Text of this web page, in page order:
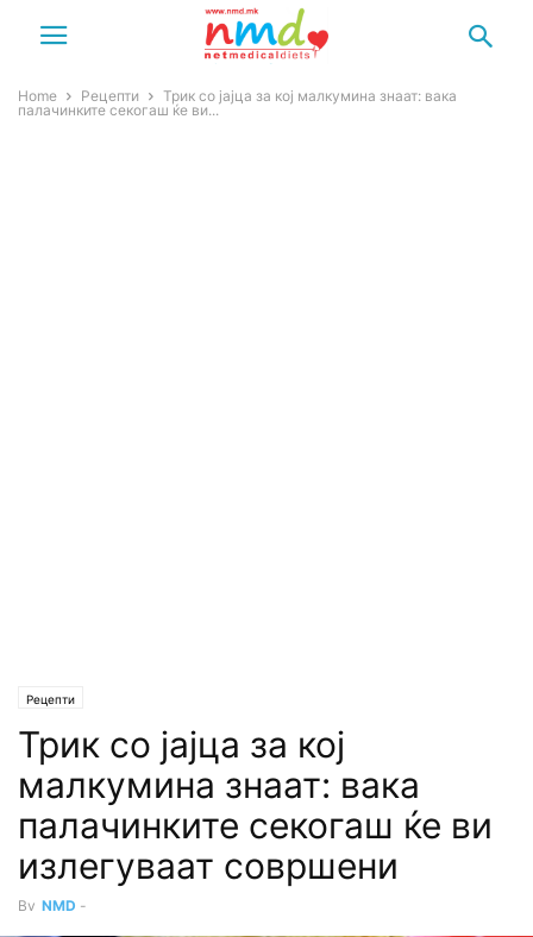
Home Рецепти
Трик со јајца за кој малкумина знаат: вака
палачинките секогаш ќе ви...
Рецепти
Трик со јајца за кој
малкумина знаат: вака
палачинките секогаш ќе ви
излегуваат совршени
By NMD -